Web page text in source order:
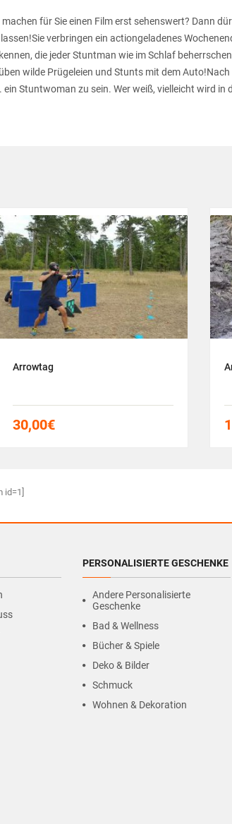
für Sie einen Film erst sehenswert? Dann
verbringen ein actiongeladenes
die jeder Stuntman wie im Schlaf
wilde Prügeleien und Stunts mit dem
Stuntwoman zu sein. Wer weiß, vielleicht wird in
Arrowtag
30,00€
id=1]
PERSONALISIERTE GESCHENKE
Andere Personalisierte
Geschenke
Bad & Wellness
Bücher & Spiele
Deko & Bilder
Schmuck
Wohnen & Dekoration